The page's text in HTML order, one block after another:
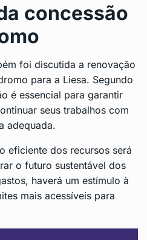
concessão
foi discutida a renovação
para a Liesa. Segundo
é essencial para garantir
seus trabalhos com
adequada.
eficiente dos recursos será
o futuro sustentável dos
haverá um estímulo à
mais acessíveis para